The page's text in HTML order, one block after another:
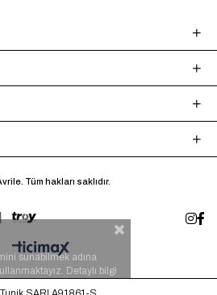
Tüm hakları saklıdır.
sunabilmek adına
Detaylı bilgi